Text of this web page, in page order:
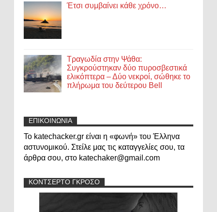
Έτσι συμβαίνει κάθε χρόνο…
Τραγωδία στην Ψάθα:
Συγκρούστηκαν δύο πυροσβεστικά
ελικόπτερα – Δύο νεκροί, σώθηκε το
πλήρωμα του δεύτερου Bell
ΕΠΙΚΟΙΝΩΝΙΑ
Το katechacker.gr είναι η «φωνή» του Έλληνα
αστυνομικού. Στείλε μας τις καταγγελίες σου, τα
άρθρα σου, στο katechaker@gmail.com
ΚΟΝΤΣΕΡΤΟ ΓΚΡΟΣΟ